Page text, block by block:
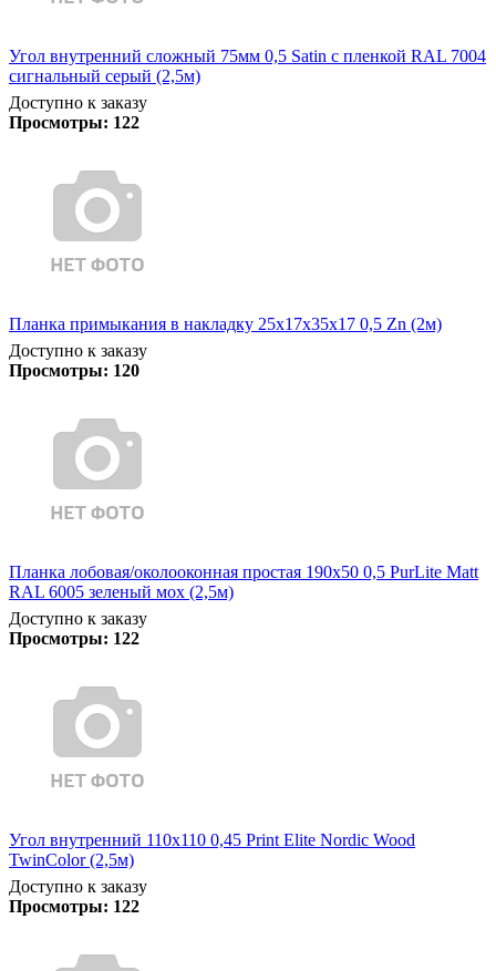
Угол внутренний сложный 75мм 0,5 Satin с пленкой RAL 7004
сигнальный серый (2,5м)
Доступно к заказу
Просмотры: 122
Планка примыкания в накладку 25х17х35х17 0,5 Zn (2м)
Доступно к заказу
Просмотры: 120
Планка лобовая/околооконная простая 190х50 0,5 PurLite Matt
RAL 6005 зеленый мох (2,5м)
Доступно к заказу
Просмотры: 122
Угол внутренний 110х110 0,45 Print Elite Nordic Wood
TwinColor (2,5м)
Доступно к заказу
Просмотры: 122